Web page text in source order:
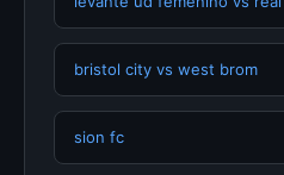
bristol city vs west brom
sion fc